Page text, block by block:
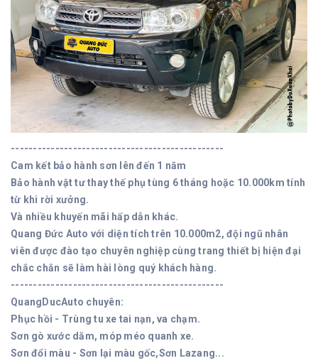
------------------------------------------------
Cam kết bảo hành sơn lên đến 1 năm
Bảo hành vật tư thay thế phụ tùng 6 tháng hoặc 10.000km tính
từ khi rời xưởng.
Và nhiều khuyến mãi hấp dẫn khác.
Quang Đức Auto với diện tích trên 10.000m2, đội ngũ nhân
viên được đào tạo chuyên nghiệp cùng trang thiết bị hiện đại
chắc chắn sẽ làm hài lòng quý khách hàng.
------------------------------------------------
QuangDucAuto chuyên:
Phục hồi - Trùng tu xe tai nạn, va chạm.
Sơn gò xước dăm, móp méo quanh xe.
Sơn đổi màu - Sơn lại màu gốc,Sơn Lazang...